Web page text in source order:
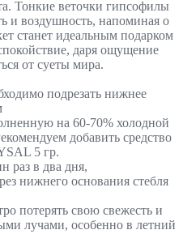
Тонкие веточки гипсофилы
и воздушность, напоминая о
станет идеальным подарком
даря ощущение
от суеты мира.
подрезать нижнее
на 60-70% холодной
добавить средство
5 гр.
раз в два дня,
нижнего основания стебля
потерять свою свежесть и
лучами, особенно в летний